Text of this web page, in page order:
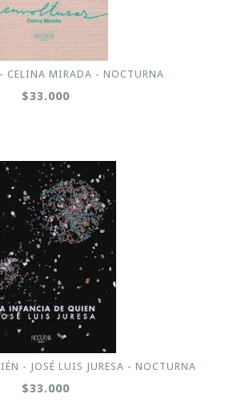
CELINA MIRADA - NOCTURNA
$33.000
- JOSÉ LUIS JURESA - NOCTURNA
$33.000